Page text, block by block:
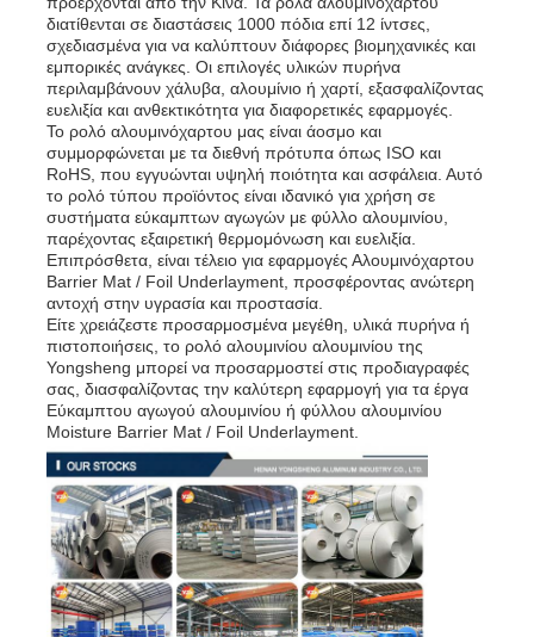
διατίθενται σε διαστάσεις 1000 πόδια επί 12 ίντσες,
σχεδιασμένα για να καλύπτουν διάφορες βιομηχανικές και
εμπορικές ανάγκες. Οι επιλογές υλικών πυρήνα
περιλαμβάνουν χάλυβα, αλουμίνιο ή χαρτί, εξασφαλίζοντας
ευελιξία και ανθεκτικότητα για διαφορετικές εφαρμογές.
Το ρολό αλουμινόχαρτου μας είναι άοσμο και
συμμορφώνεται με τα διεθνή πρότυπα όπως ISO και
RoHS, που εγγυώνται υψηλή ποιότητα και ασφάλεια. Αυτό
το ρολό τύπου προϊόντος είναι ιδανικό για χρήση σε
συστήματα εύκαμπτων αγωγών με φύλλο αλουμινίου,
παρέχοντας εξαιρετική θερμομόνωση και ευελιξία.
Επιπρόσθετα, είναι τέλειο για εφαρμογές Αλουμινόχαρτου
Barrier Mat / Foil Underlayment, προσφέροντας ανώτερη
αντοχή στην υγρασία και προστασία.
Είτε χρειάζεστε προσαρμοσμένα μεγέθη, υλικά πυρήνα ή
πιστοποιήσεις, το ρολό αλουμινίου αλουμινίου της
Yongsheng μπορεί να προσαρμοστεί στις προδιαγραφές
σας, διασφαλίζοντας την καλύτερη εφαρμογή για τα έργα
Εύκαμπτου αγωγού αλουμινίου ή φύλλου αλουμινίου
Moisture Barrier Mat / Foil Underlayment.